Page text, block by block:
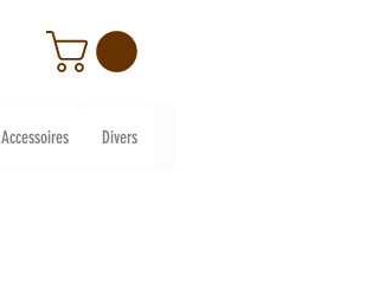
Divers